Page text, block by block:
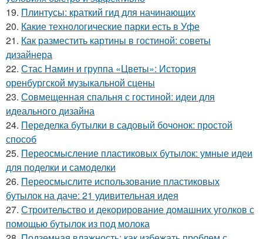
19. Плинтусы: краткий гид для начинающих
20. Какие технологические парки есть в Уфе
21. Как разместить картины в гостиной: советы
дизайнера
22. Стас Намин и группа «Цветы»: История
оренбургской музыкальной сцены
23. Совмещенная спальня с гостиной: идеи для
идеального дизайна
24. Переделка бутылки в садовый бочонок: простой
способ
25. Переосмысление пластиковых бутылок: умные идеи
для поделки и самоделки
26. Переосмыслите использование пластиковых
бутылок на даче: 21 удивительная идея
27. Строительство и декорирование домашних уголков с
помощью бутылок из под молока